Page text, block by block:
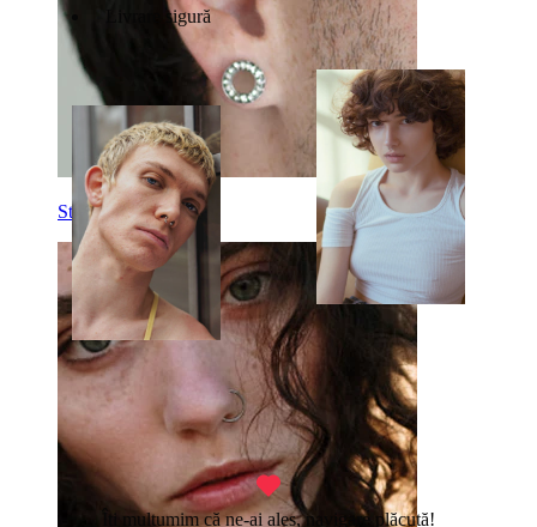
Stretching
Livrare sigură
Îți mulțumim că ne-ai ales, navigare plăcută!